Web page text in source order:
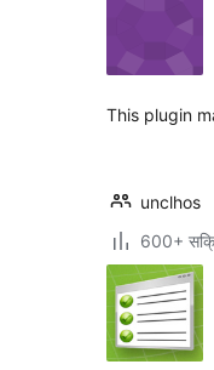
This plugin
unclhos
600+